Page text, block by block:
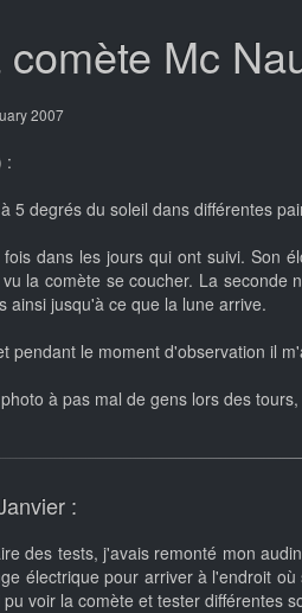
Mc
2007
:
5 degrés du soleil dans différentes
dans les jours qui ont suivi. Son
la comète se coucher. La
ainsi jusqu'à ce que la lune arrive.
pendant le moment d'observation il
à pas mal de gens lors des
:
des tests, j'avais remonté mon
électrique pour arriver à l'endroit
voir la comète et tester différentes